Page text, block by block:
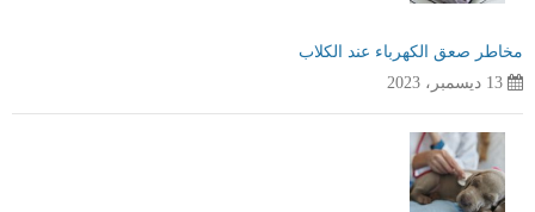
مخاطر صعق الكهرباء عند الكلاب
13 ديسمبر، 2023